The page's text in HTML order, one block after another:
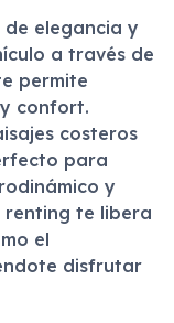
de elegancia y
a través de
permite
confort.
costeros
para
y
te libera
el
disfrutar